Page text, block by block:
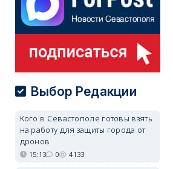
Выбор Редакции
Кого в Севастополе готовы взять
на работу для защиты города от
дронов
15:13 0 4133